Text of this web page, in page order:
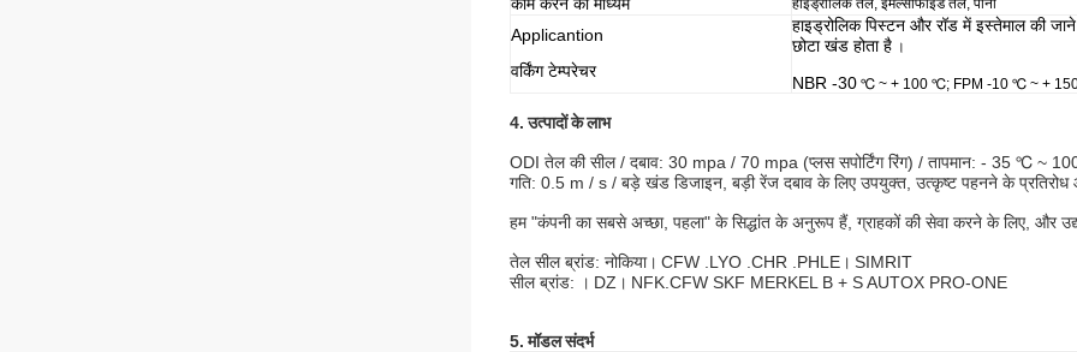
हाइड्रोलिक तेल, इमल्सीफाइड तेल, पानी
Applicantion
वर्किंग टेम्परेचर
हाइड्रोलिक पिस्टन और रॉड में इस्तेमाल की
छोटा खंड होता है ।
NBR -30 ℃ ~ + 100 ℃; FPM -10 ℃ ~ +
4. उत्पादों के लाभ
ODI तेल की सील / दबाव: 30 mpa / 70 mpa (प्लस सपोर्टिंग रिंग) / तापमान: - 35 ℃ ~
गति: 0.5 m / s / बड़े खंड डिजाइन, बड़ी रेंज दबाव के लिए उपयुक्त, उत्कृष्ट पहनने के प्रतिरोध
हम "कंपनी का सबसे अच्छा, पहला" के सिद्धांत के अनुरूप हैं, ग्राहकों की सेवा करने के लिए, और
तेल सील ब्रांड: नोकिया। CFW .LYO .CHR .PHLE। SIMRIT
सील ब्रांड: । DZ। NFK.CFW SKF MERKEL B + S AUTOX PRO-ONE
5.मॉडल संदर्भ